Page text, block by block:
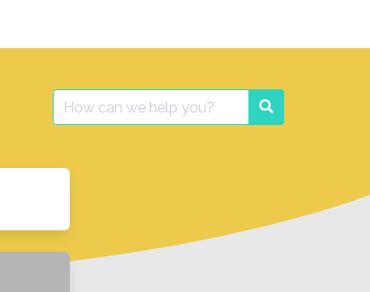
Search
for:
Search